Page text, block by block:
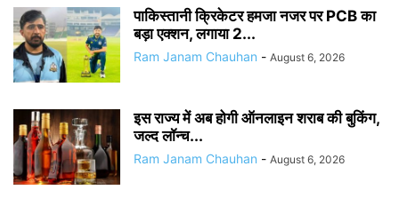
पाकिस्तानी क्रिकेटर हमजा नजर पर PCB का
बड़ा एक्शन, लगाया 2...
Ram Janam Chauhan - August 6, 2026
इस राज्य में अब होगी ऑनलाइन शराब की बुकिंग,
जल्द लॉन्च...
Ram Janam Chauhan - August 6, 2026